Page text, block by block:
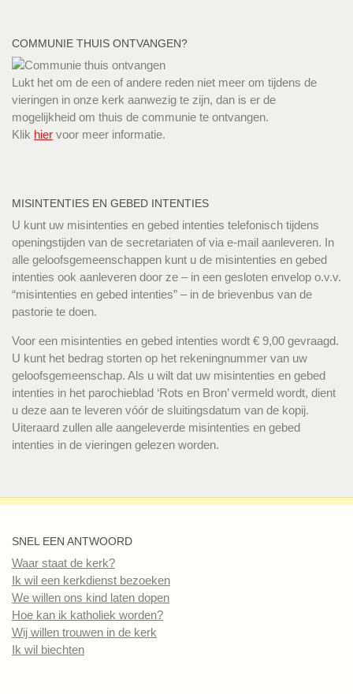
COMMUNIE THUIS ONTVANGEN?
Lukt het om de een of andere reden niet meer om tijdens de
vieringen in onze kerk aanwezig te zijn, dan is er de
mogelijkheid om thuis de communie te ontvangen.
Klik hier voor meer informatie.
MISINTENTIES EN GEBED INTENTIES
U kunt uw misintenties en gebed intenties telefonisch tijdens
openingstijden van de secretariaten of via e-mail aanleveren. In
alle geloofsgemeenschappen kunt u de misintenties en gebed
intenties ook aanleveren door ze – in een gesloten envelop o.v.v.
“misintenties en gebed intenties” – in de brievenbus van de
pastorie te doen.
Voor een misintenties en gebed intenties wordt € 9,00 gevraagd.
U kunt het bedrag storten op het rekeningnummer van uw
geloofsgemeenschap. Als u wilt dat uw misintenties en gebed
intenties in het parochieblad ‘Rots en Bron’ vermeld wordt, dient
u deze aan te leveren vóór de sluitingsdatum van de kopij.
Uiteraard zullen alle aangeleverde misintenties en gebed
intenties in de vieringen gelezen worden.
SNEL EEN ANTWOORD
Waar staat de kerk?
Ik wil een kerkdienst bezoeken
We willen ons kind laten dopen
Hoe kan ik katholiek worden?
Wij willen trouwen in de kerk
Ik wil biechten